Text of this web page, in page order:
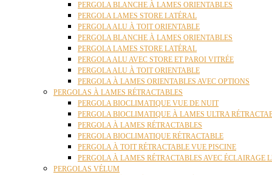
PERGOLA BLANCHE À LAMES ORIENTABLES
PERGOLA LAMES STORE LATÉRAL
PERGOLA ALU À TOIT ORIENTABLE
PERGOLA BLANCHE À LAMES ORIENTABLES
PERGOLA LAMES STORE LATÉRAL
PERGOLA ALU AVEC STORE ET PAROI VITRÉE
PERGOLA ALU À TOIT ORIENTABLE
PERGOLA À LAMES ORIENTABLES AVEC OPTIONS
PERGOLAS À LAMES RÉTRACTABLES
PERGOLA BIOCLIMATIQUE VUE DE NUIT
PERGOLA BIOCLIMATIQUE À LAMES ULTRA
PERGOLA À LAMES RÉTRACTABLES
PERGOLA BIOCLIMATIQUE RÉTRACTABLE
PERGOLA À TOIT RÉTRACTABLE VUE PISCINE
PERGOLA À LAMES RÉTRACTABLES AVEC ÉCLAIRAGE
PERGOLAS VÉLUM